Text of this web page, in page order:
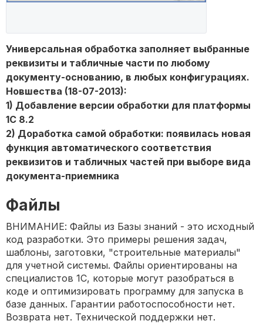
Универсальная обработка заполняет выбранные
реквизиты и табличные части по любому
документу-основанию, в любых конфигурациях.
Новшества (18-07-2013):
1) Добавление версии обработки для платформы
1С 8.2
2) Доработка самой обработки: появилась новая
функция автоматического соответствия
реквизитов и табличных частей при выборе вида
документа-приемника
Файлы
ВНИМАНИЕ: Файлы из Базы знаний - это исходный
код разработки. Это примеры решения задач,
шаблоны, заготовки, "строительные материалы"
для учетной системы. Файлы ориентированы на
специалистов 1С, которые могут разобраться в
коде и оптимизировать программу для запуска в
базе данных. Гарантии работоспособности нет.
Возврата нет. Технической поддержки нет.